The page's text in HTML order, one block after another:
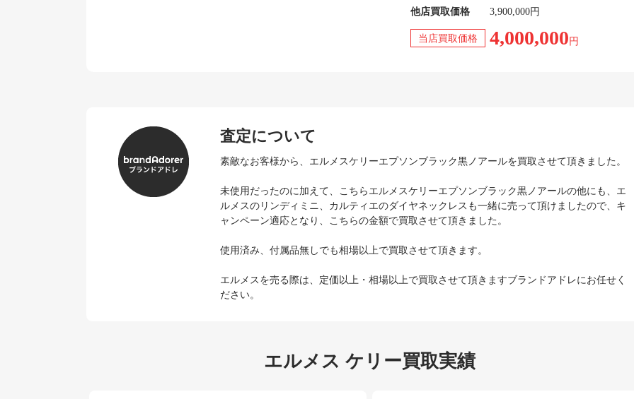
他店買取価格 3,900,000円
当店買取価格 4,000,000 円
査定について
素敵なお客様から、エルメスケリーエプソンブラック黒ノアールを買取させて頂きました。
未使用だったのに加えて、こちらエルメスケリーエプソンブラック黒ノアールの他にも、エ
ルメスのリンディミニ、カルティエのダイヤネックレスも一緒に売って頂けましたので、キ
ャンペーン適応となり、こちらの金額で買取させて頂きました。
使用済み、付属品無しでも相場以上で買取させて頂きます。
エルメスを売る際は、定価以上・相場以上で買取させて頂きますブランドアドレにお任せく
ださい。
エルメス ケリー買取実績